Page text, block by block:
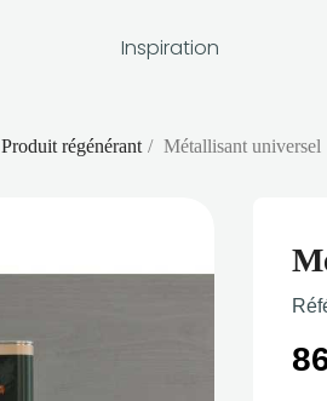
Inspiration
Produit régénérant Métallisant universel